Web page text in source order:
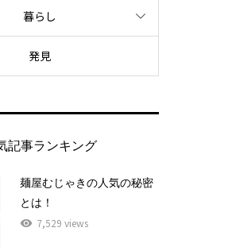
暮らし
発見
記事ランキング
麺屋むじゃきの人気の秘密
とは！
7,529 views